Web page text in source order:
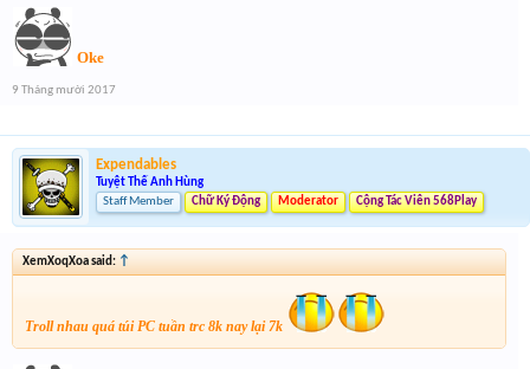
Oke
9 Tháng mười 2017
Expendables
Tuyệt Thế Anh Hùng
Staff Member
Chữ Ký Động Moderator Cộng Tác Viên 568Play
XemXoqXoa said: ↑
Troll nhau quá túi PC tuần trc 8k nay lại 7k